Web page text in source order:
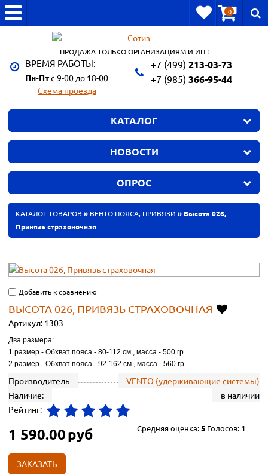
0
ПРОДАЖА ТОЛЬКО ОРГАНИЗАЦИЯМ И ИП !
ВРЕМЯ РАБОТЫ:
Пн-Птс 9-00 до 18-00
Схема проезда
+7 (499) 213-03-73
+7 (985) 366-95-44
КАТАЛОГ
НОВОСТИ
ОПРОС
КАТАЛОГ ТОВАРОВ » ВЕНТО ПОЯСА, ПРИВЯЗИ » Высота 026,
Привязь страховочная
Добавить к сравнению
ВЫСОТА 026, ПРИВЯЗЬ СТРАХОВОЧНАЯ
Артикул: 1303
Два размера:
1 размер - Обхват пояса - 80-112 см., масса - 500 гр.
2 размер - Обхват пояса - 92-162 см., масса - 560 гр.
Производитель
VENTO (удерживающие системы)
Наличие:
в наличии
Рейтинг:
Средняя оценка:5 Голосов: 1
1 590.00руб
ЗАКАЗАТЬ